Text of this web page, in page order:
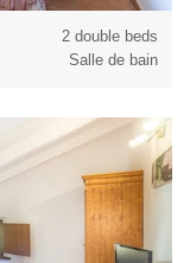
2 double beds
Salle de bain